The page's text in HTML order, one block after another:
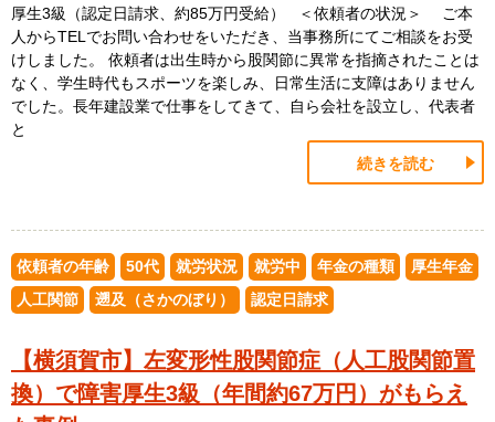
厚生3級（認定日請求、約85万円受給） ＜依頼者の状況＞ ご本
人からTELでお問い合わせをいただき、当事務所にてご相談をお受
けしました。 依頼者は出生時から股関節に異常を指摘されたことは
なく、学生時代もスポーツを楽しみ、日常生活に支障はありません
でした。長年建設業で仕事をしてきて、自ら会社を設立し、代表者
と
続きを読む
依頼者の年齢 50代 就労状況 就労中 年金の種類
厚生年金
人工関節
遡及（さかのぼり） 認定日請求
【横須賀市】左変形性股関節症（人工股関節置
換）で障害厚生3級（年間約67万円）がもらえ